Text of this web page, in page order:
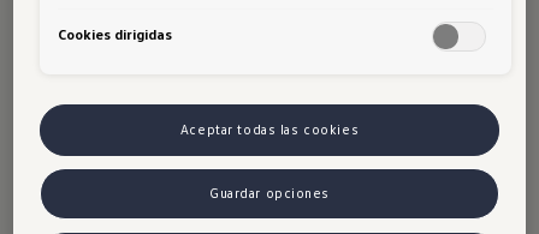
Disclaimer de Volkswagen
Al ingresar, navegar y hacer uso del Sitio Web, el
Cookies dirigidas
Aceptar todas las cookies
Guardar opciones